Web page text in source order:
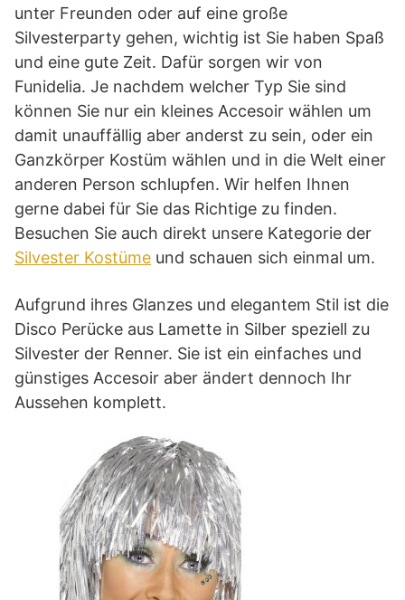
unter Freunden oder auf eine große
Silvesterparty gehen, wichtig ist Sie haben Spaß
und eine gute Zeit. Dafür sorgen wir von
Funidelia. Je nachdem welcher Typ Sie sind
können Sie nur ein kleines Accesoir wählen um
damit unauffällig aber anderst zu sein, oder ein
Ganzkörper Kostüm wählen und in die Welt einer
anderen Person schlupfen. Wir helfen Ihnen
gerne dabei für Sie das Richtige zu finden.
Besuchen Sie auch direkt unsere Kategorie der
Silvester Kostüme und schauen sich einmal um.
Aufgrund ihres Glanzes und elegantem Stil ist die
Disco Perücke aus Lamette in Silber speziell zu
Silvester der Renner. Sie ist ein einfaches und
günstiges Accesoir aber ändert dennoch Ihr
Aussehen komplett.